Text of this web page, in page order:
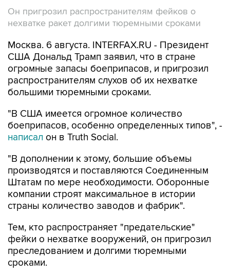
Он пригрозил распространителям фейков о
нехватке ракет долгими тюремными сроками
Москва. 6 августа. INTERFAX.RU - Президент
США Дональд Трамп заявил, что в стране
огромные запасы боеприпасов, и пригрозил
распространителям слухов об их нехватке
большими тюремными сроками.
"В США имеется огромное количество
боеприпасов, особенно определенных типов", -
написал он в Truth Social.
"В дополнении к этому, большие объемы
производятся и поставляются Соединенным
Штатам по мере необходимости. Оборонные
компании строят максимальное в истории
страны количество заводов и фабрик".
Тем, кто распространяет "предательские"
фейки о нехватке вооружений, он пригрозил
преследованием и долгими тюремными
сроками.